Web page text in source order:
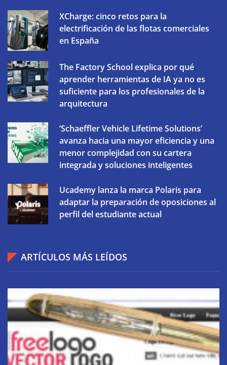
XCharge: cinco retos para la
electrificación de las flotas comerciales
en España
The Factory School explica por qué
aprender herramientas de IA ya no es
suficiente para los profesionales de la
arquitectura
‘Schaeffler Vehicle Lifetime Solutions’
avanza hacia una mayor eficiencia y una
menor complejidad con su cartera
integrada y soluciones inteligentes
Ucademy lanza la marca Polaris para
adaptar la preparación de oposiciones al
perfil del estudiante actual
ARTÍCULOS MÁS LEÍDOS